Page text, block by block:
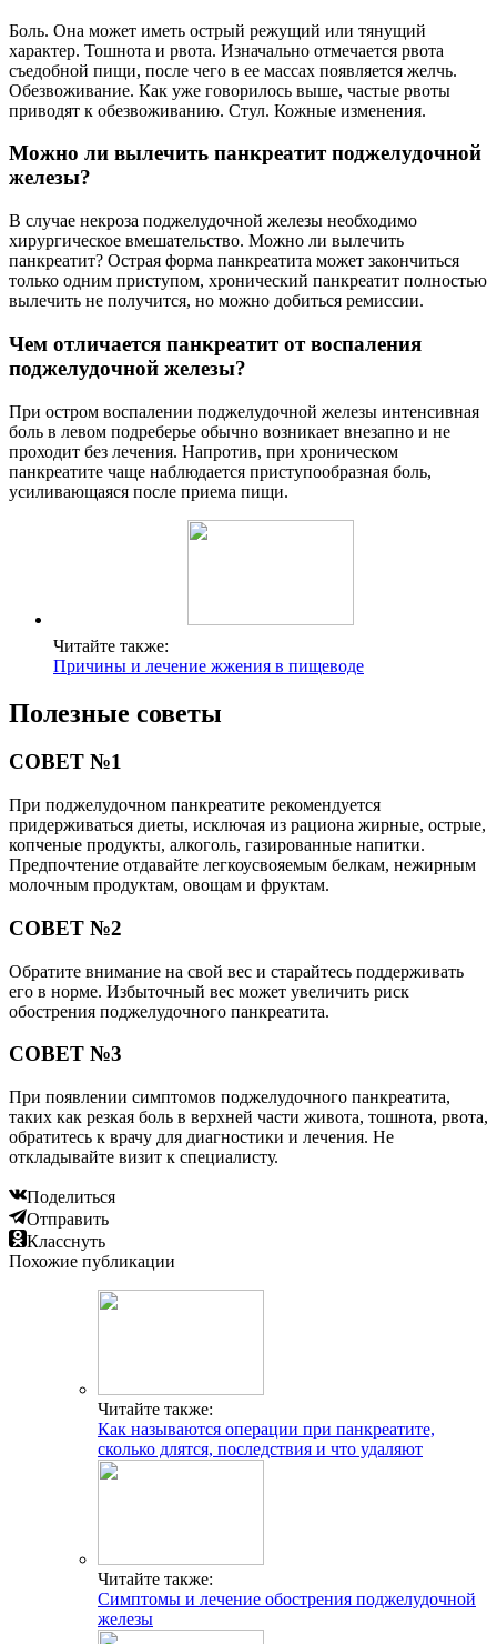
Боль. Она может иметь острый режущий или тянущий
характер. Тошнота и рвота. Изначально отмечается рвота
съедобной пищи, после чего в ее массах появляется желчь.
Обезвоживание. Как уже говорилось выше, частые рвоты
приводят к обезвоживанию. Стул. Кожные изменения.
Можно ли вылечить панкреатит поджелудочной
железы?
В случае некроза поджелудочной железы необходимо
хирургическое вмешательство. Можно ли вылечить
панкреатит? Острая форма панкреатита может закончиться
только одним приступом, хронический панкреатит полностью
вылечить не получится, но можно добиться ремиссии.
Чем отличается панкреатит от воспаления
поджелудочной железы?
При остром воспалении поджелудочной железы интенсивная
боль в левом подреберье обычно возникает внезапно и не
проходит без лечения. Напротив, при хроническом
панкреатите чаще наблюдается приступообразная боль,
усиливающаяся после приема пищи.
Читайте также:
Причины и лечение жжения в пищеводе
Полезные советы
СОВЕТ №1
При поджелудочном панкреатите рекомендуется
придерживаться диеты, исключая из рациона жирные, острые,
копченые продукты, алкоголь, газированные напитки.
Предпочтение отдавайте легкоусвояемым белкам, нежирным
молочным продуктам, овощам и фруктам.
СОВЕТ №2
Обратите внимание на свой вес и старайтесь поддерживать
его в норме. Избыточный вес может увеличить риск
обострения поджелудочного панкреатита.
СОВЕТ №3
При появлении симптомов поджелудочного панкреатита,
таких как резкая боль в верхней части живота, тошнота, рвота,
обратитесь к врачу для диагностики и лечения. Не
откладывайте визит к специалисту.
Поделиться
Отправить
Класснуть
Похожие публикации
Читайте также:
Как называются операции при панкреатите,
сколько длятся, последствия и что удаляют
Читайте также:
Симптомы и лечение обострения поджелудочной
железы